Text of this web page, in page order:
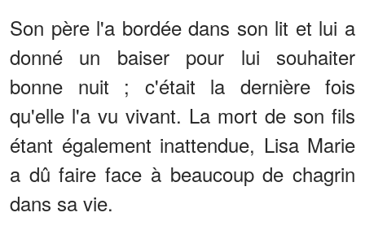
Son père l'a bordée dans son lit et lui a
donné un baiser pour lui souhaiter
bonne nuit ; c'était la dernière fois
qu'elle l'a vu vivant. La mort de son fils
étant également inattendue, Lisa Marie
a dû faire face à beaucoup de chagrin
dans sa vie.